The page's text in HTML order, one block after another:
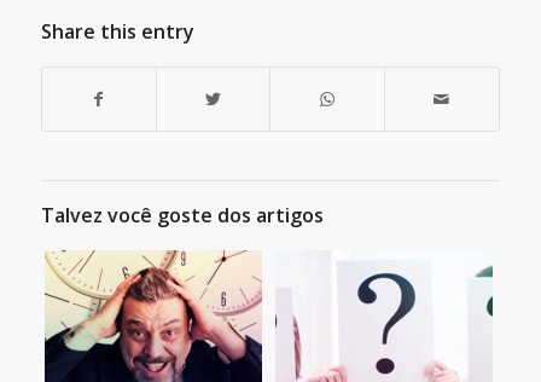
Share this entry
Talvez você goste dos artigos